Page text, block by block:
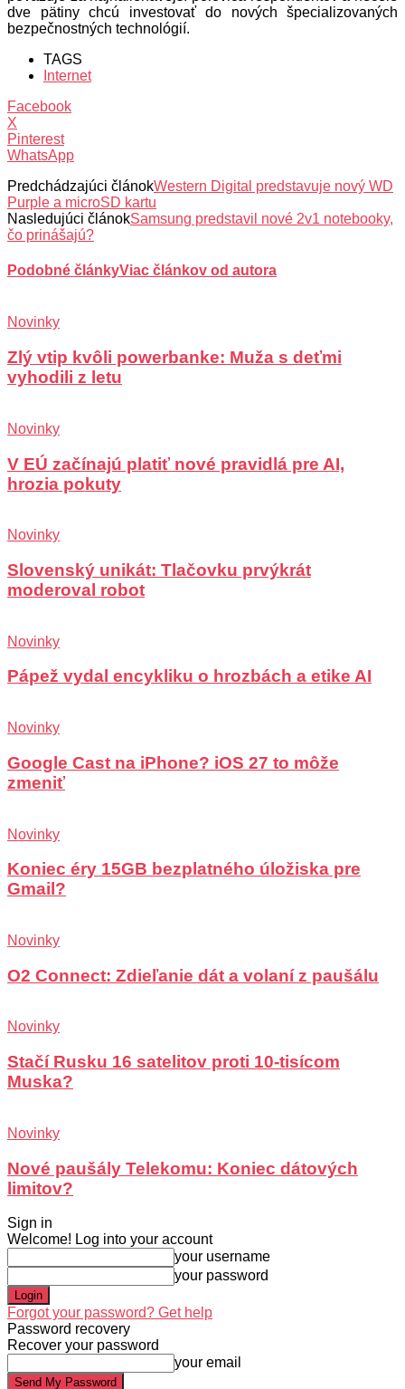
dve pätiny chcú investovať do nových špecializovaných
bezpečnostných technológií.
TAGS
Internet
Facebook
X
Pinterest
WhatsApp
Predchádzajúci článokWestern Digital predstavuje nový WD
Purple a microSD kartu
Nasledujúci článokSamsung predstavil nové 2v1 notebooky,
čo prinášajú?
Podobné článkyViac článkov od autora
Novinky
Zlý vtip kvôli powerbanke: Muža s deťmi
vyhodili z letu
Novinky
V EÚ začínajú platiť nové pravidlá pre AI,
hrozia pokuty
Novinky
Slovenský unikát: Tlačovku prvýkrát
moderoval robot
Novinky
Pápež vydal encykliku o hrozbách a etike AI
Novinky
Google Cast na iPhone? iOS 27 to môže
zmeniť
Novinky
Koniec éry 15GB bezplatného úložiska pre
Gmail?
Novinky
O2 Connect: Zdieľanie dát a volaní z paušálu
Novinky
Stačí Rusku 16 satelitov proti 10-tisícom
Muska?
Novinky
Nové paušály Telekomu: Koniec dátových
limitov?
Sign in
Welcome! Log into your account
your username
your password
Forgot your password? Get help
Password recovery
Recover your password
your email